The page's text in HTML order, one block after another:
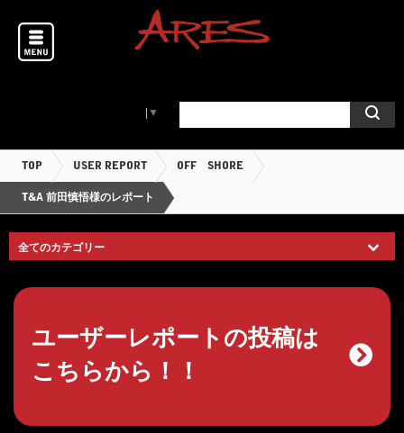
▼
TOP USER REPORT OFF SHORE
T&A 前田慎悟様のレポート
ユーザーレポートの投稿は
こちらから！！